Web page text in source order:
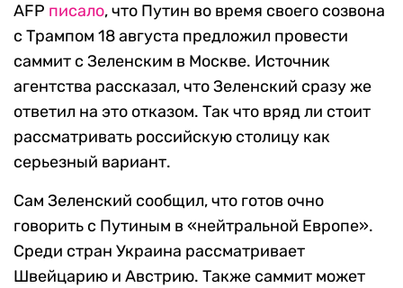
AFP писало, что Путин во время своего созвона
с Трампом 18 августа предложил провести
саммит с Зеленским в Москве. Источник
агентства рассказал, что Зеленский сразу же
ответил на это отказом. Так что вряд ли стоит
рассматривать российскую столицу как
серьезный вариант.
Сам Зеленский сообщил, что готов очно
говорить с Путиным в «нейтральной Европе».
Среди стран Украина рассматривает
Швейцарию и Австрию. Также саммит может